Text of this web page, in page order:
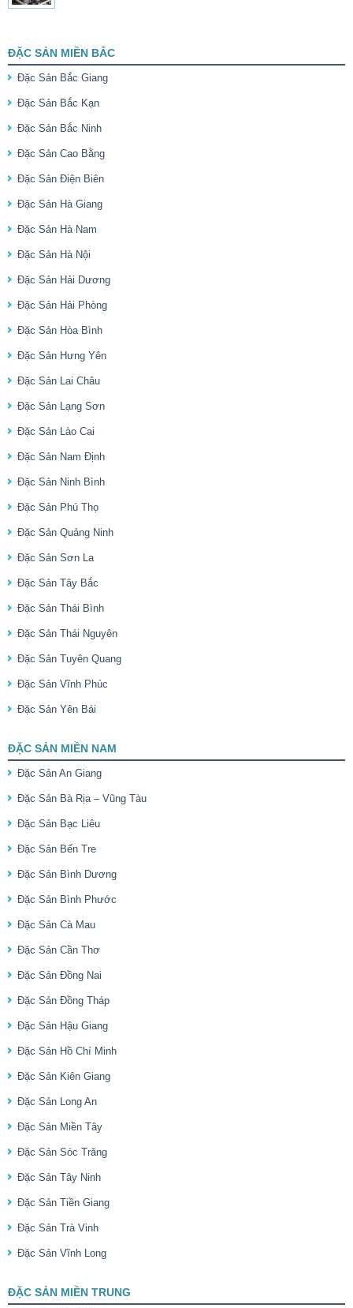
ĐẶC SẢN MIỀN BẮC
Đặc Sản Bắc Giang
Đặc Sản Bắc Kạn
Đặc Sản Bắc Ninh
Đặc Sản Cao Bằng
Đặc Sản Điện Biên
Đặc Sản Hà Giang
Đặc Sản Hà Nam
Đặc Sản Hà Nội
Đặc Sản Hải Dương
Đặc Sản Hải Phòng
Đặc Sản Hòa Bình
Đặc Sản Hưng Yên
Đặc Sản Lai Châu
Đặc Sản Lạng Sơn
Đặc Sản Lào Cai
Đặc Sản Nam Định
Đặc Sản Ninh Bình
Đặc Sản Phú Thọ
Đặc Sản Quảng Ninh
Đặc Sản Sơn La
Đặc Sản Tây Bắc
Đặc Sản Thái Bình
Đặc Sản Thái Nguyên
Đặc Sản Tuyên Quang
Đặc Sản Vĩnh Phúc
Đặc Sản Yên Bái
ĐẶC SẢN MIỀN NAM
Đặc Sản An Giang
Đặc Sản Bà Rịa – Vũng Tàu
Đặc Sản Bạc Liêu
Đặc Sản Bến Tre
Đặc Sản Bình Dương
Đặc Sản Bình Phước
Đặc Sản Cà Mau
Đặc Sản Cần Thơ
Đặc Sản Đồng Nai
Đặc Sản Đồng Tháp
Đặc Sản Hậu Giang
Đặc Sản Hồ Chí Minh
Đặc Sản Kiên Giang
Đặc Sản Long An
Đặc Sản Miền Tây
Đặc Sản Sóc Trăng
Đặc Sản Tây Ninh
Đặc Sản Tiền Giang
Đặc Sản Trà Vinh
Đặc Sản Vĩnh Long
ĐẶC SẢN MIỀN TRUNG